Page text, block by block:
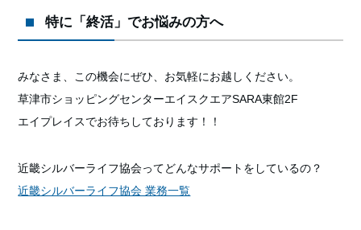
特に「終活」でお悩みの方へ
みなさま、この機会にぜひ、お気軽にお越しください。
草津市ショッピングセンターエイスクエアSARA東館2F
エイプレイスでお待ちしております！！
近畿シルバーライフ協会ってどんなサポートをしているの？
近畿シルバーライフ協会 業務一覧